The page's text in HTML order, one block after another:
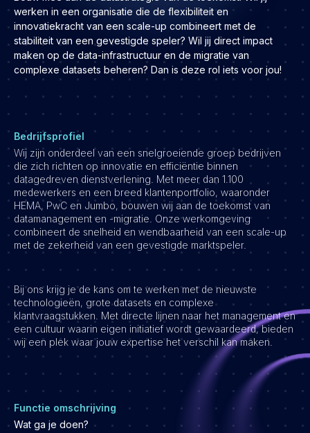
Development
Engineering & leadership
Executive search
Marketing
Product
Sales
Specialistische techrollen
Support
Operations & HR
Inzichten
Over ons
Werken bij Haystack People
Contact
Vacatures
werken in een organisatie die de flexibiliteit en
innovatiekracht van een scale-up combineert met de
stabiliteit van een gevestigde speler? Wil jij direct impact
maken op de data-infrastructuur en de migratie van
complexe datasets beheren? Dan is deze rol iets voor jou!
Bedrijfsprofiel
Wij zijn onderdeel van een snelgroeiende groep bedrijven
die zich richten op innovatie en efficiëntie binnen
datagedreven dienstverlening. Met meer dan 1.100
medewerkers en een breed klantenportfolio, waaronder
HEMA, PwC en Jumbo, bouwen wij aan de toekomst van
datamanagement en -migratie. Onze werkomgeving
combineert de snelheid en wendbaarheid van een scale-up
met de zekerheid van een gevestigde marktspeler.
Bij ons krijg je de kans om te werken met de nieuwste
technologieën, grote datasets en complexe
klantvraagstukken. Met directe lijnen naar het management en
een cultuur waarin eigen initiatief wordt gewaardeerd, bieden
wij een plek waar jouw expertise het verschil kan maken.
Functie omschrijving
Wat ga je doen?